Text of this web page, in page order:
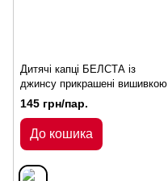
Дитячі капці БЕЛСТА із
джинсу прикрашені вишивкою
145 грн/пар.
До кошика